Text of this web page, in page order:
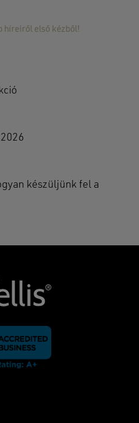
híreiről első kézből!
készüljünk fel a